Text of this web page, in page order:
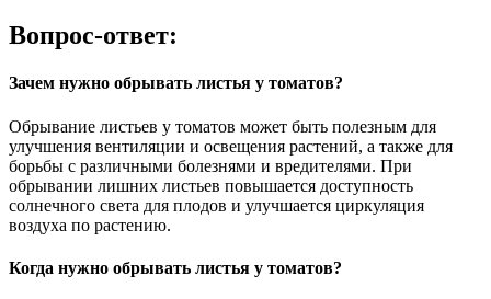
Вопрос-ответ:
Зачем нужно обрывать листья у томатов?
Обрывание листьев у томатов может быть полезным для
улучшения вентиляции и освещения растений, а также для
борьбы с различными болезнями и вредителями. При
обрывании лишних листьев повышается доступность
солнечного света для плодов и улучшается циркуляция
воздуха по растению.
Когда нужно обрывать листья у томатов?